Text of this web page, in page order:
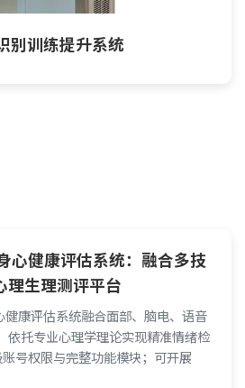
别训练提升系统
心健康评估系统：融合多技
理生理测评平台
健康评估系统融合面部、脑电、语音
依托专业心理学理论实现精准情绪检
号权限与完整功能模块；可开展